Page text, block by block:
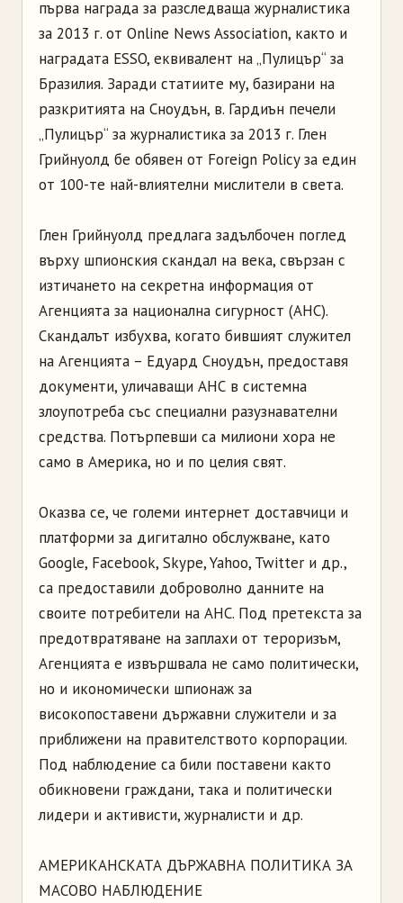
първа награда за разследваща журналистика
за 2013 г. от Online News Association, както и
наградата ESSO, еквивалент на „Пулицър“ за
Бразилия. Заради статиите му, базирани на
разкритията на Сноудън, в. Гардиън печели
„Пулицър“ за журналистика за 2013 г. Глен
Грийнуолд бе обявен от Foreign Policy за един
от 100-те най-влиятелни мислители в света.
Глен Грийнуолд предлага задълбочен поглед
върху шпионския скандал на века, свързан с
изтичането на секретна информация от
Агенцията за национална сигурност (АНС).
Скандалът избухва, когато бившият служител
на Агенцията – Едуард Сноудън, предоставя
документи, уличаващи АНС в системна
злоупотреба със специални разузнавателни
средства. Потърпевши са милиони хора не
само в Америка, но и по целия свят.
Оказва се, че големи интернет доставчици и
платформи за дигитално обслужване, като
Google, Facebook, Skype, Yahoo, Twitter и др.,
са предоставили доброволно данните на
своите потребители на АНС. Под претекста за
предотвратяване на заплахи от тероризъм,
Агенцията е извършвала не само политически,
но и икономически шпионаж за
високопоставени държавни служители и за
приближени на правителството корпорации.
Под наблюдение са били поставени както
обикновени граждани, така и политически
лидери и активисти, журналисти и др.
АМЕРИКАНСКАТА ДЪРЖАВНА ПОЛИТИКА ЗА
МАСОВО НАБЛЮДЕНИЕ